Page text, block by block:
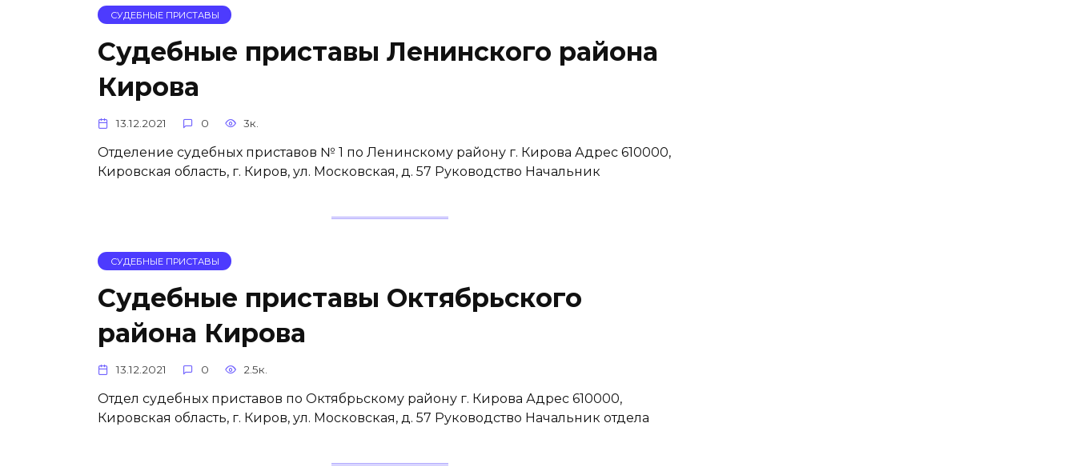
СУДЕБНЫЕ ПРИСТАВЫ
Судебные приставы Ленинского района
Кирова
13.12.2021 0 3к.
Отделение судебных приставов № 1 по Ленинскому району г. Кирова Адрес 610000,
Кировская область, г. Киров, ул. Московская, д. 57 Руководство Начальник
СУДЕБНЫЕ ПРИСТАВЫ
Судебные приставы Октябрьского
района Кирова
13.12.2021 0 2.5к.
Отдел судебных приставов по Октябрьскому району г. Кирова Адрес 610000,
Кировская область, г. Киров, ул. Московская, д. 57 Руководство Начальник отдела